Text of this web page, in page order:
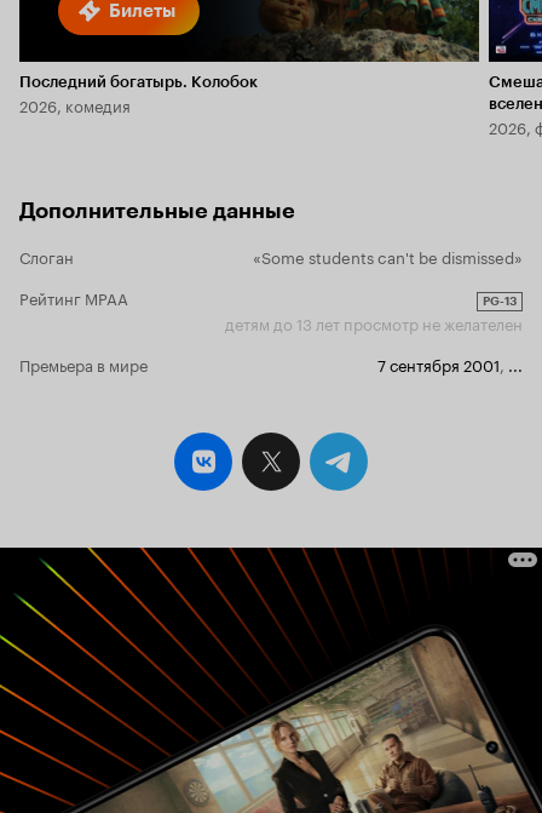
Билеты
Последний богатырь. Колобок
2026, комедия
2026,
Дополнительные данные
Слоган
«Some students can't be dismissed»
Рейтинг MPAA
PG-13
детям до 13 лет просмотр не желателен
Премьера в мире
7 сентября 2001, ...